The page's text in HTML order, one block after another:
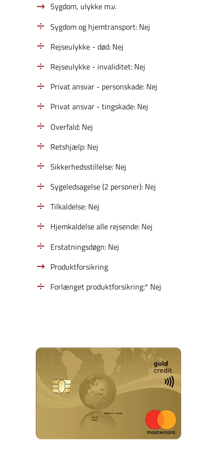
Sygdom, ulykke m.v.
Sygdom og hjemtransport: Nej
Rejseulykke - død: Nej
Rejseulykke - invaliditet: Nej
Privat ansvar - personskade: Nej
Privat ansvar - tingskade: Nej
Overfald: Nej
Retshjælp: Nej
Sikkerhedsstillelse: Nej
Sygeledsagelse (2 personer): Nej
Tilkaldelse: Nej
Hjemkaldelse alle rejsende: Nej
Erstatningsdøgn: Nej
Produktforsikring
Forlænget produktforsikring:* Nej